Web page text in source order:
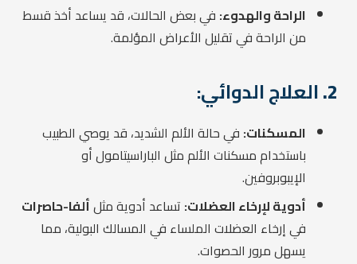
الراحة والهدوء: في بعض الحالات، قد يساعد أخذ قسط
من الراحة في تقليل الأعراض المؤلمة.
2. العلاج الدوائي:
المسكنات: في حالة الألم الشديد، قد يوصي الطبيب
باستخدام مسكنات الألم مثل الباراسيتامول أو
الإيبوبروفين.
أدوية لإرخاء العضلات: تساعد أدوية مثلألفا-حاصرات
في إرخاء العضلات الملساء في المسالك البولية، مما
يسهل مرور الحصوات.